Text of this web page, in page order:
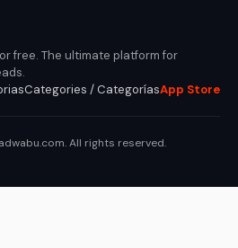
free. The ultimate platform for
Categories / CategoríasApp Store
All rights reserved.